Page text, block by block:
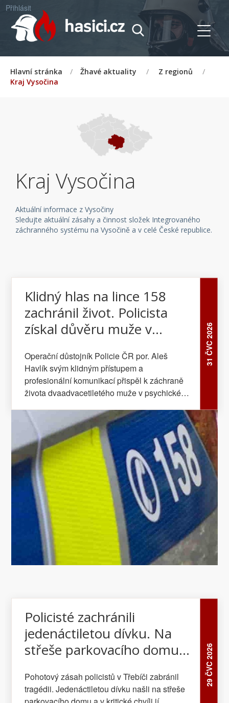
Přihlásit
Hlavní stránka / Žhavé aktuality / Z regionů
/
Kraj Vysočina
Kraj Vysočina
Aktuální informace z Vysočiny
Sledujte aktuální zásahy a činnost složek Integrovaného
záchranného systému na Vysočině a v celé České republice.
31 ČVC 2026
Klidný hlas na lince 158
zachránil život. Policista
získal důvěru muže v
Operační důstojník Policie ČR por. Aleš
Havlík svým klidným přístupem a
profesionální komunikací přispěl k záchraně
života dvaadvacetiletého muže v psychické
29 ČVC 2026
Policisté zachránili
jedenáctiletou dívku. Na
střeše parkovacího domu jí
Pohotový zásah policistů v Třebíči zabránil
tragédii. Jedenáctiletou dívku našli na střeše